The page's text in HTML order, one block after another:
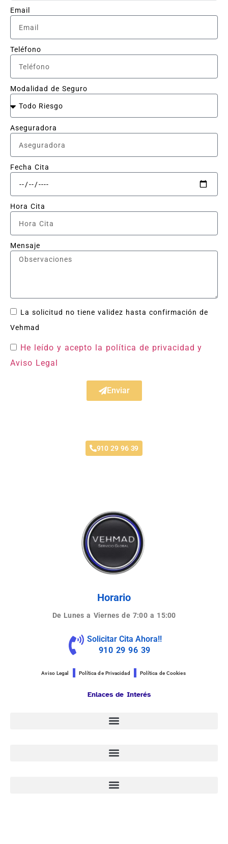
Email
Teléfono
Modalidad de Seguro
Aseguradora
Fecha Cita
Hora Cita
Mensaje
La solicitud no tiene validez hasta confirmación de
Vehmad
He leído y acepto la política de privacidad y
Aviso Legal
Enviar
910 29 96 39
Horario
De Lunes a Viernes de 7:00 a 15:00
Solicitar Cita Ahora!!
910 29 96 39
Aviso Legal Política de Privacidad Política de Cookies
Enlaces de Interés